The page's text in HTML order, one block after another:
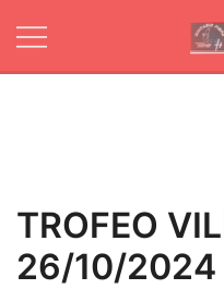
content
TROFEO
26/10/2024